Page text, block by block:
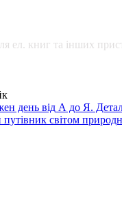
ел. книг та інших
день від А до Я.
світом